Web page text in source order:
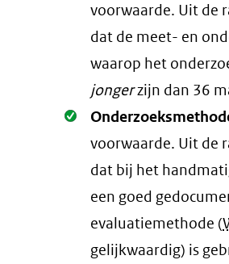
voorwaarde. Uit de
dat de meet- en
waarop het
jongerzijn dan 36
Oké.
voorwaarde. Uit de
dat bij het
een goed
evaluatiemethode (
gelijkwaardig) is